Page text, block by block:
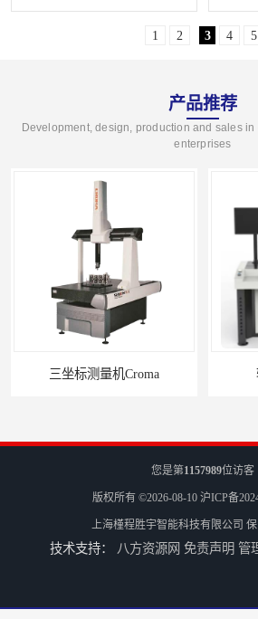
1 2 3 4 5
产品推荐
Development, design, production and sales
enterprises
三坐标测量机Croma
您是第1157989位访客
版权所有 ©2026-08-10 沪ICP备
上海槿程胜宇智能科技有限公司
技术支持： 八方资源网 免责声明 管